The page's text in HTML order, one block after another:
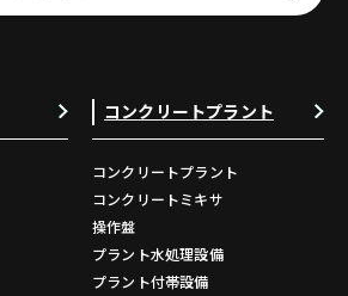
コンクリートプラント
コンクリートプラント
コンクリートミキサ
操作盤
プラント水処理設備
プラント付帯設備